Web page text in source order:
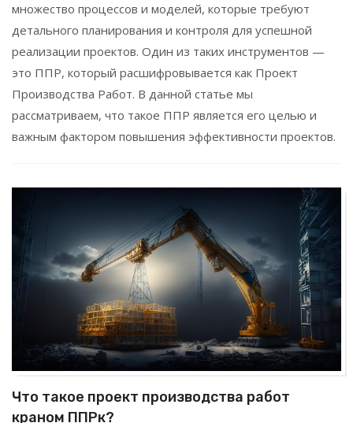
множество процессов и моделей, которые требуют
детального планирования и контроля для успешной
реализации проектов. Один из таких инструментов —
это ППР, который расшифровывается как Проект
Производства Работ. В данной статье мы
рассматриваем, что такое ППР является его целью и
важным фактором повышения эффективности проектов.
Что такое проект производства работ
краном ППРк?